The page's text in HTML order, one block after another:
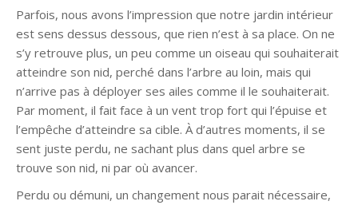
Parfois, nous avons l’impression que notre jardin intérieur
est sens dessus dessous, que rien n’est à sa place. On ne
s’y retrouve plus, un peu comme un oiseau qui souhaiterait
atteindre son nid, perché dans l’arbre au loin, mais qui
n’arrive pas à déployer ses ailes comme il le souhaiterait.
Par moment, il fait face à un vent trop fort qui l’épuise et
l’empêche d’atteindre sa cible. À d’autres moments, il se
sent juste perdu, ne sachant plus dans quel arbre se
trouve son nid, ni par où avancer.
Perdu ou démuni, un changement nous parait nécessaire,